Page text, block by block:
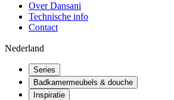
Over Dansani
Technische info
Contact
Nederland
Series
Badkamermeubels & douche
Inspiratie